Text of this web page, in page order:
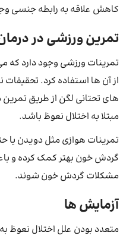
کاهش علاقه به رابطه جنسی
تمرین ورزشی در
تمرینات ورزشی وجود دارد که
از آن ها استفاده کرد.
های تحتانی لگن از طریق تمرین
مبتلا به اختلال نعوظ باشد.
تمرینات هوازی مثل دویدن یا
گردش خون بهتر کمک کرده و
مشکلات گردش خون شوند.
آزمایش ها
متعدد بودن علل اختلال نعوظ